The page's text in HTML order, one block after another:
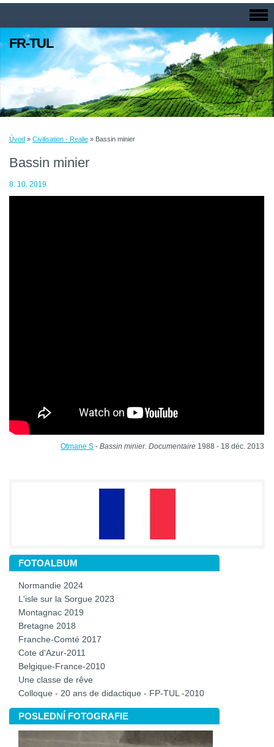
FR-TUL
Úvod » Civilisation - Realie » Bassin minier
Bassin minier
8. 10. 2019
Otmane S - Bassin minier. Documentaire 1988 - 18 déc. 2013
FOTOALBUM
Normandie 2024
L'isle sur la Sorgue 2023
Montagnac 2019
Bretagne 2018
Franche-Comté 2017
Cote d'Azur-2011
Belgique-France-2010
Une classe de rêve
Colloque - 20 ans de didactique - FP-TUL -2010
POSLEDNÍ FOTOGRAFIE